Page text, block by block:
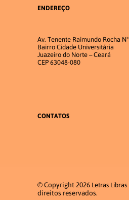
ENDEREÇO
Av. Tenente Raimundo Rocha
Bairro Cidade Universitária
Juazeiro do Norte – Ceará
CEP 63048-080
CONTATOS
© Copyright 2026 Letras Libras
direitos reservados.